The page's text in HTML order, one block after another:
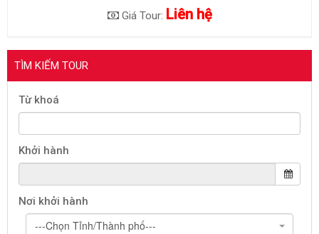
Giá Tour: Liên hệ
TÌM KIẾM TOUR
Từ khoá
Khởi hành
Nơi khởi hành
---Chọn Tỉnh/Thành phố---